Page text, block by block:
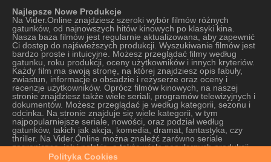
Polityka Cookies
Najlepsze Nowe Produkcje
Na Vider.Online znajdziesz szeroki wybór filmów różnych
gatunków, od najnowszych hitów kinowych po klasyki kina.
Nasza baza filmów jest regularnie aktualizowana, aby zapewnić
Ci dostęp do najświeższych produkcji. Wyszukiwanie filmów jest
bardzo proste i intuicyjne. Możesz przeglądać filmy według
gatunku, roku produkcji, oceny użytkowników i innych kryteriów.
Każdy film ma swoją stronę, na której znajdziesz opis fabuły,
zwiastun, informacje o obsadzie i reżyserze oraz oceny i
recenzje użytkowników. Oprócz filmów kinowych, na naszej
stronie znajdziesz także wiele seriali, programów telewizyjnych i
dokumentów. Możesz przeglądać je według kategorii, sezonu i
odcinka. Na stronie znajduje się wiele kategorii, w tym
najpopularniejsze seriale, nowości, oraz podział według
gatunków, takich jak akcja, komedia, dramat, fantastyka, czy
thriller. Na Vider.Online można znaleźć zarówno seriale
zagraniczne, jak i polskie, a także wiele popularnych produkcji
oryginalnych platform VOD. Strona oferuje szeroki wybór seriali,